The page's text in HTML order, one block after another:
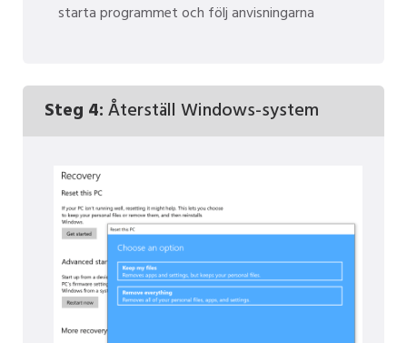
starta programmet och följ anvisningarna
Steg 4:Återställ Windows-system